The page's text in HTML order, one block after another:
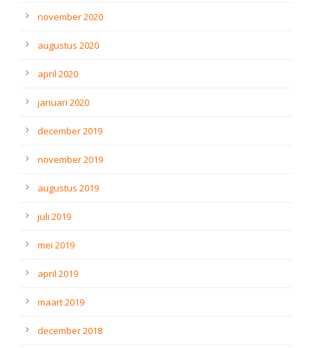
november 2020
augustus 2020
april 2020
januari 2020
december 2019
november 2019
augustus 2019
juli 2019
mei 2019
april 2019
maart 2019
december 2018